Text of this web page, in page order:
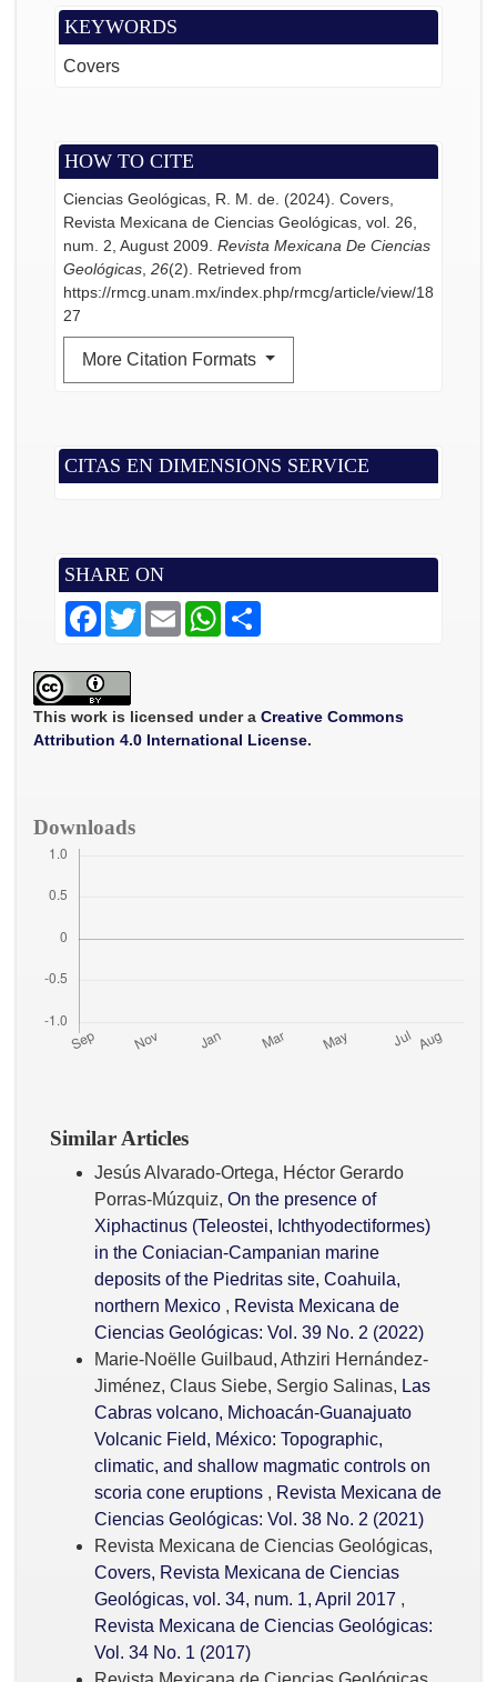
KEYWORDS
Covers
HOW TO CITE
Ciencias Geológicas, R. M. de. (2024). Covers,
Revista Mexicana de Ciencias Geológicas, vol. 26,
num. 2, August 2009. Revista Mexicana De Ciencias
Geológicas, 26(2). Retrieved from
https://rmcg.unam.mx/index.php/rmcg/article/view/18
27
More Citation Formats
CITAS EN DIMENSIONS SERVICE
SHARE ON
F
a
b
o
o
k
T
w
r
E
m
W
p
p
S
This work is licensed under a Creative Commons
Attribution 4.0 International License.
Downloads
Similar Articles
Jesús Alvarado-Ortega, Héctor Gerardo
Porras-Múzquiz, On the presence of
Xiphactinus (Teleostei, Ichthyodectiformes)
in the Coniacian-Campanian marine
deposits of the Piedritas site, Coahuila,
northern Mexico , Revista Mexicana de
Ciencias Geológicas: Vol. 39 No. 2 (2022)
Marie-Noëlle Guilbaud, Athziri Hernández-
Jiménez, Claus Siebe, Sergio Salinas, Las
Cabras volcano, Michoacán-Guanajuato
Volcanic Field, México: Topographic,
climatic, and shallow magmatic controls on
scoria cone eruptions , Revista Mexicana de
Ciencias Geológicas: Vol. 38 No. 2 (2021)
Revista Mexicana de Ciencias Geológicas,
Covers, Revista Mexicana de Ciencias
Geológicas, vol. 34, num. 1, April 2017 ,
Revista Mexicana de Ciencias Geológicas:
Vol. 34 No. 1 (2017)